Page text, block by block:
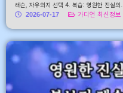
레슨, 자유의지 선택 4. 복습: 영원한 진실의...
2026-07-17
가디언 최신정보